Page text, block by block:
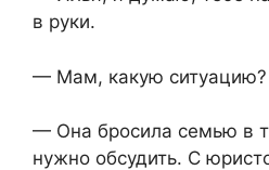
в руки.
— Мам, какую ситуацию?
— Она бросила семью в
нужно обсудить. С